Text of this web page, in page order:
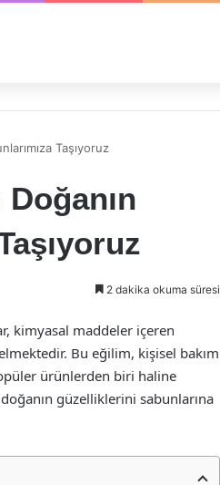
Taşıyoruz
2 dakika okuma süresi
kimyasal maddeler içeren
Bu eğilim, kişisel bakım
ürünlerden biri haline
güzelliklerini sabunlarına